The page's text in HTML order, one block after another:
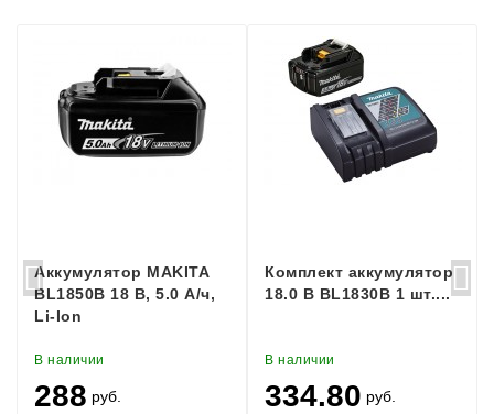
Аккумулятор MAKITA
BL1850B 18 В, 5.0 А/ч,
Li-Ion
В наличии
288 руб.
Комплект аккумулятор
18.0 В BL1830B 1 шт....
В наличии
334.80 руб.